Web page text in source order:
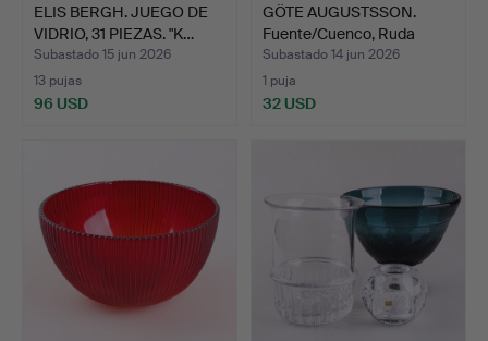
ELIS BERGH. JUEGO DE
VIDRIO, 31 PIEZAS. "K…
Subastado 15 jun 2026
13 pujas
96 USD
GÖTE AUGUSTSSON.
Fuente/Cuenco, Ruda
Glasb…
Subastado 14 jun 2026
1 puja
32 USD